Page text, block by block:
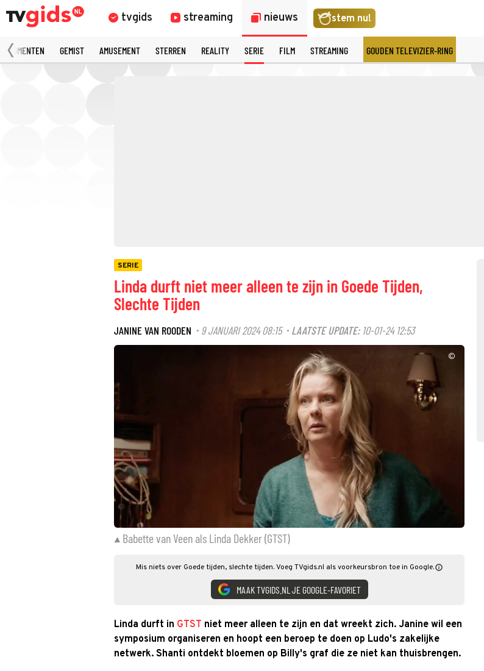
tvgids streaming nieuws stem nu!
GEMIST AMUSEMENT STERREN REALITY SERIE FILM STREAMING GOUDEN TELEVIZIER-RING
SERIE
Linda durft niet meer alleen te zijn in Goede Tijden,
Slechte Tijden
JANINE VAN ROODEN · 9 JANUARI 2024 08:15· LAATSTE UPDATE: 10-01-24 12:53
©
Babette van Veen als Linda Dekker (GTST)
Mis niets over Goede tijden, slechte tijden. Voeg TVgids.nl als voorkeursbron toe in Google.
MAAK TVGIDS.NL JE GOOGLE-FAVORIET
Linda durft in GTST niet meer alleen te zijn en dat wreekt zich. Janine wil een
symposium organiseren en hoopt een beroep te doen op Ludo's zakelijke
netwerk. Shanti ontdekt bloemen op Billy's graf die ze niet kan thuisbrengen.